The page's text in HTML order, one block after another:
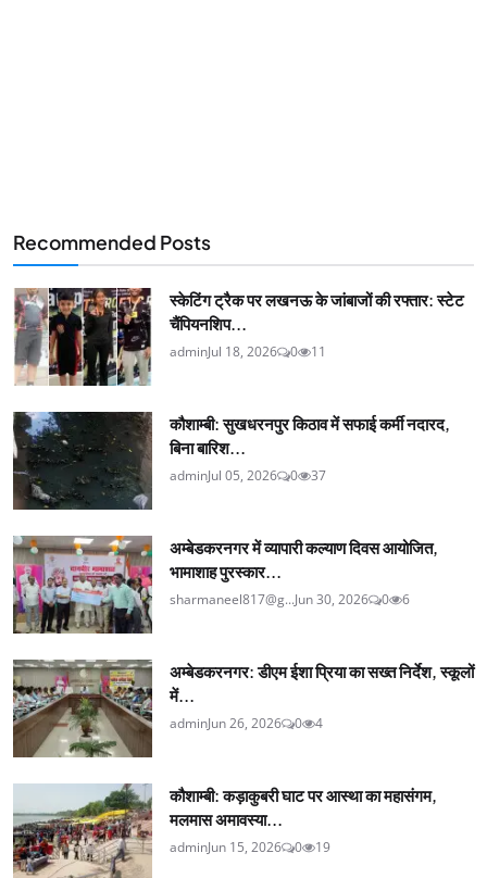
Recommended Posts
स्केटिंग ट्रैक पर लखनऊ के जांबाजों की रफ्तार: स्टेट
चैंपियनशिप...
adminJul 18, 2026 0 11
कौशाम्बी: सुखधरनपुर किठाव में सफाई कर्मी नदारद,
बिना बारिश...
adminJul 05, 2026 0 37
अम्बेडकरनगर में व्यापारी कल्याण दिवस आयोजित,
भामाशाह पुरस्कार...
sharmaneel817@g...Jun 30, 2026 0 6
अम्बेडकरनगर: डीएम ईशा प्रिया का सख्त निर्देश, स्कूलों
में...
adminJun 26, 2026 0 4
कौशाम्बी: कड़ाकुबरी घाट पर आस्था का महासंगम,
मलमास अमावस्या...
adminJun 15, 2026 0 19